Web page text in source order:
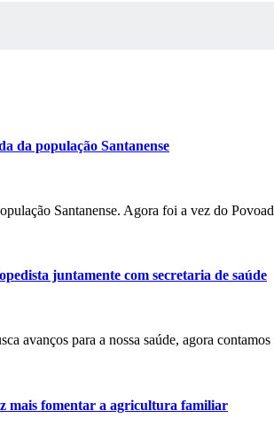
da população Santanense
Santanense. Agora foi a vez do
juntamente com secretaria de saúde
avanços para a nossa saúde, agora
mais fomentar a agricultura familiar